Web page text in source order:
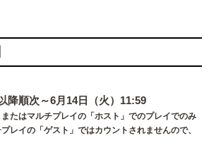
降順次～6月14日（火）11:59
たはマルチプレイの「ホスト」でのプレイでのみ
レイの「ゲスト」ではカウントされませんので、